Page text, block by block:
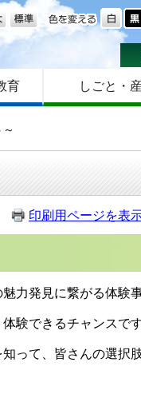
色を変
大きさ
育 しごと・
印刷用ページを表
力発見に繋がる体験
験できるチャンスです
って、皆さんの選択